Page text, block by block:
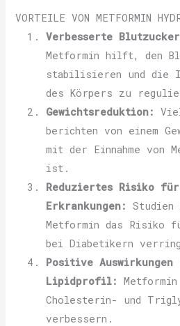
VORTEILE VON METFORMIN
Verbesserte
Metformin hilft, den
stabilisieren und die
des Körpers zu
Gewichtsreduktion:
berichten von einem
mit der Einnahme von
ist.
Reduziertes Risiko
Erkrankungen: Studien
Metformin das Risiko
bei Diabetikern
Positive Auswirkungen
Lipidprofil:
Cholesterin- und
verbessern.